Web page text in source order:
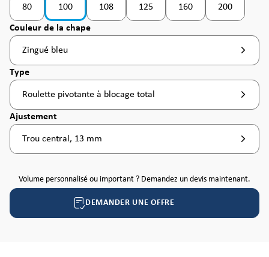
80
(Cette option n'est pas disponible pour le moment. )
100 108
(Cette option n'est pas disponible pour le
125
(Cette option n'est pas disponible
160 200
Sélectionnez
Couleur de la chape
Zingué bleu
Sélectionnez
Type
Roulette pivotante à blocage total
Sélectionnez
Ajustement
Trou central, 13 mm
Volume personnalisé ou important ? Demandez un devis maintenant.
DEMANDER UNE OFFRE